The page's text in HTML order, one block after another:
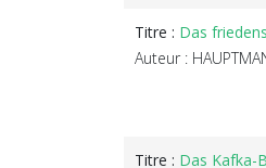
Titre : Das
Auteur :
Titre : Das Kafka-